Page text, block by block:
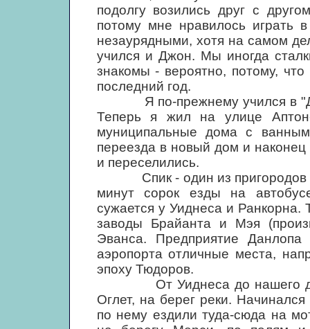
подолгу возились друг с
потому мне нравилось играть
незаурядными, хотя на самом
учился и Джон. Мы иногда
знакомы - вероятно, потому,
последний год.
Я по-прежнему учился в
Теперь я жил на улице
муниципальные дома с
переезда в новый дом и наконец
и переселились.
Спик - один из пригородов
минут сорок езды на
сужается у Уиднеса и Ранкорна.
заводы Брайанта и Мэя
Эванса. Предприятие Данлопа
аэропорта отличные места,
эпоху Тюдоров.
От Уиднеса до нашего
Оглет, на берег реки.
по нему ездили туда-сюда на